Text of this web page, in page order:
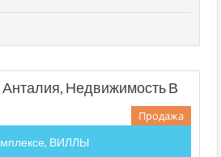
Анталия, Недвижимость В
Продажа
ВИЛЛЫ